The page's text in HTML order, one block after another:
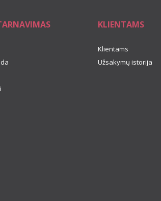
KLIENTAMS
Klientams
Užsakymų istorija